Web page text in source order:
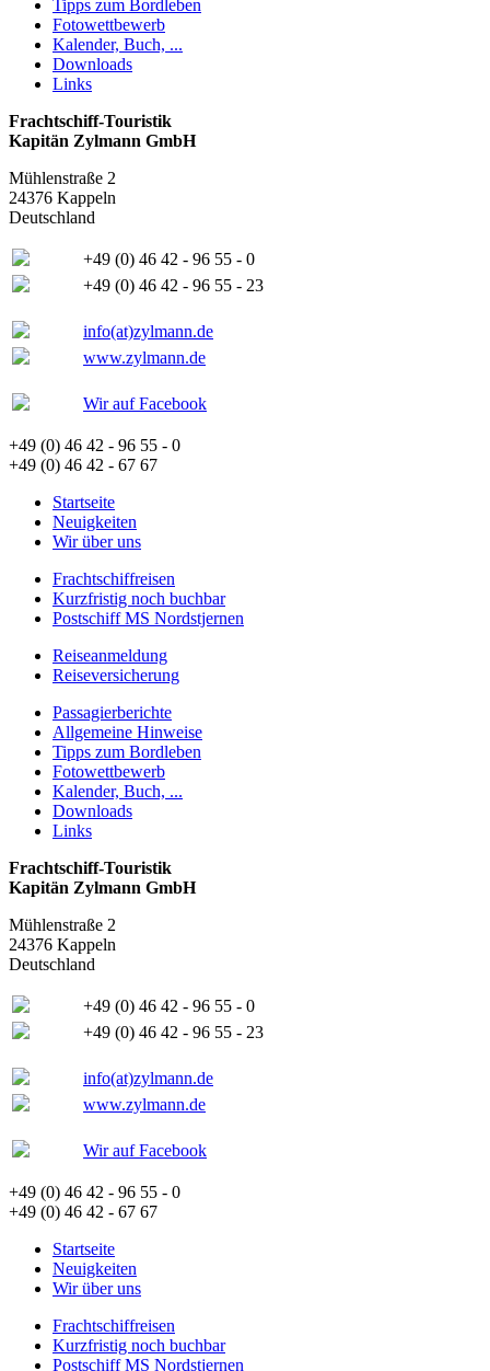
Tipps zum Bordleben
Fotowettbewerb
Kalender, Buch, ...
Downloads
Links
Frachtschiff-Touristik
Kapitän Zylmann GmbH
Mühlenstraße 2
24376 Kappeln
Deutschland
+49 (0) 46 42 - 96 55 - 0
+49 (0) 46 42 - 96 55 - 23
info(at)zylmann.de
www.zylmann.de
Wir auf Facebook
+49 (0) 46 42 - 96 55 - 0
+49 (0) 46 42 - 67 67
Startseite
Neuigkeiten
Wir über uns
Frachtschiffreisen
Kurzfristig noch buchbar
Postschiff MS Nordstjernen
Reiseanmeldung
Reiseversicherung
Passagierberichte
Allgemeine Hinweise
Tipps zum Bordleben
Fotowettbewerb
Kalender, Buch, ...
Downloads
Links
Frachtschiff-Touristik
Kapitän Zylmann GmbH
Mühlenstraße 2
24376 Kappeln
Deutschland
+49 (0) 46 42 - 96 55 - 0
+49 (0) 46 42 - 96 55 - 23
info(at)zylmann.de
www.zylmann.de
Wir auf Facebook
+49 (0) 46 42 - 96 55 - 0
+49 (0) 46 42 - 67 67
Startseite
Neuigkeiten
Wir über uns
Frachtschiffreisen
Kurzfristig noch buchbar
Postschiff MS Nordstjernen